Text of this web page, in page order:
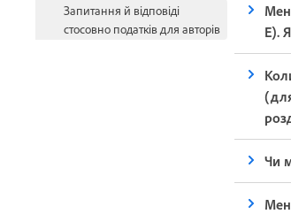
Запитання й відповіді
стосовно податків для авторів
E).
Чи